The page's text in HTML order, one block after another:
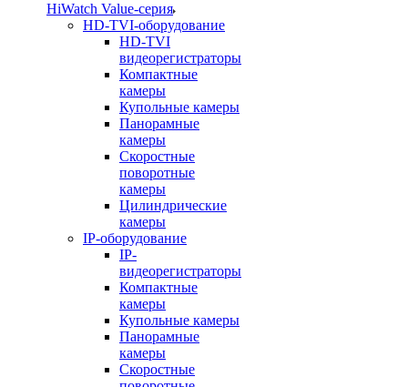
HiWatch Value-серия
HD-TVI-оборудование
HD-TVI
видеорегистраторы
Компактные
камеры
Купольные камеры
Панорамные
камеры
Скоростные
поворотные
камеры
Цилиндрические
камеры
IP-оборудование
IP-
видеорегистраторы
Компактные
камеры
Купольные камеры
Панорамные
камеры
Скоростные